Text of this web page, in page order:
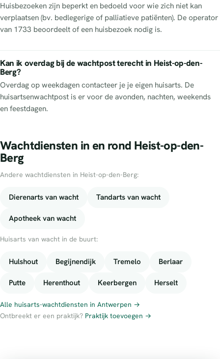
Huisbezoeken zijn beperkt en bedoeld voor wie zich niet kan
verplaatsen (bv. bedlegerige of palliatieve patiënten). De operator
van 1733 beoordeelt of een huisbezoek nodig is.
Kan ik overdag bij de wachtpost terecht in Heist-op-den-
Berg?
Overdag op weekdagen contacteer je je eigen huisarts. De
huisartsenwachtpost is er voor de avonden, nachten, weekends
en feestdagen.
Wachtdiensten in en rond Heist-op-den-
Berg
Andere wachtdiensten in Heist-op-den-Berg:
Dierenarts van wacht Tandarts van wacht
Apotheek van wacht
Huisarts van wacht in de buurt:
Hulshout Begijnendijk Tremelo Berlaar
Putte Herenthout Keerbergen Herselt
Alle huisarts-wachtdiensten in Antwerpen →
Ontbreekt er een praktijk? Praktijk toevoegen →